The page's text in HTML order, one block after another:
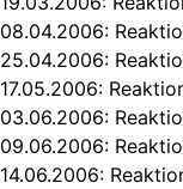
08.04.2006:
25.04.2006:
17.05.2006:
03.06.2006:
09.06.2006:
14.06.2006: